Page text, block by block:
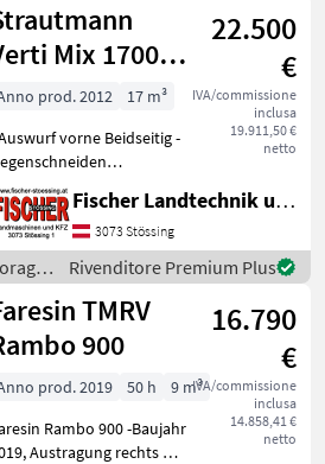
Mix 1700
22.500
€
IVA/commissione
inclusa
19.911,50 €
netto
prod. 2012
17 m³
vorne Beidseitig -
2x -
Standard -
Standard - 2 x T-
1 zu 1 und
1, 8 zu 1 - Antri
Fischer Landtechnik und Kfz KG
3073 Stössing
Rivenditore Premium Plus
TMRV
900
16.790
€
IVA/commissione
inclusa
14.858,41 €
netto
prod. 2019 50 h
9 m³
Rambo 900 -Baujahr
Austragung rechts mit